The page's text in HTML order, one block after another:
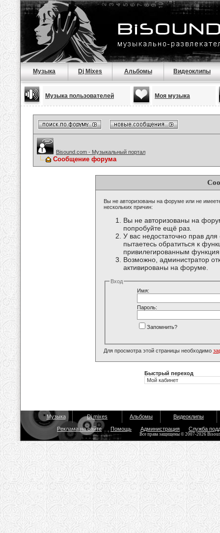
Музыка Dj Mixes Альбомы Видеоклипы
Музыка пользователей Моя музыка
Bisound.com - Музыкальный портал
Сообщение форума
Вы не авторизованы на форуме или не
нескольких причин:
Вы не авторизованы на
попробуйте ещё раз.
У вас недостаточно прав
пытаетесь обратиться к
привилегированным
Возможно, администратор
активированы на форуме.
Вход
Имя:
Пароль:
Запомнить?
Для просмотра этой страницы необходимо
Быстрый переход
Музыка Dj mixes Альбомы Видеоклипы
Реклама на сайте Помощь Администрация Служба
Все права защищены © 2007-2026